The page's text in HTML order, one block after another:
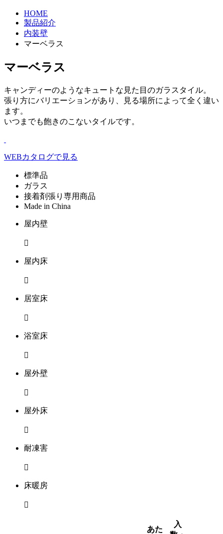
HOME
製品紹介
内装壁
マーベラス
マーベラス
キャンディーのようなキュートな見た目のガラスタイル。
張り方にバリエーションがあり、見る場所によって全く違い
ます。
いつまでも飽きのこないタイルです。
WEBカタログで見る
標準品
ガラス
接着剤張り専用商品
Made in China
屋内壁

屋内床

居室床

浴室床

屋外壁

屋外床

耐凍害

床暖房

あた
⼊